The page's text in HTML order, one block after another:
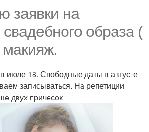
заявки на
образа (
макияж.
июле 18. Свободные даты в августе
записываться. На репетиции
двух причесок